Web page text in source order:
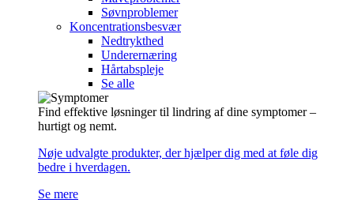
Søvnproblemer
Koncentrationsbesvær
Nedtrykthed
Underernæring
Hårtabspleje
Se alle
Find effektive løsninger til lindring af dine symptomer –
hurtigt og nemt.
Nøje udvalgte produkter, der hjælper dig med at føle dig
bedre i hverdagen.
Se mere